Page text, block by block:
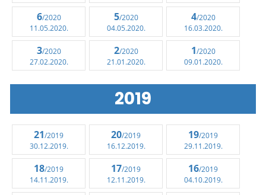
6/2020
11.05.2020.
5/2020
04.05.2020.
4/2020
16.03.2020.
3/2020
27.02.2020.
2/2020
21.01.2020.
1/2020
09.01.2020.
2019
21/2019
30.12.2019.
20/2019
16.12.2019.
19/2019
29.11.2019.
18/2019
14.11.2019.
17/2019
12.11.2019.
16/2019
04.10.2019.